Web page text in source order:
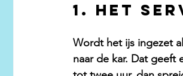
1. Het
Wordt het ijs ingezet
naar de kar. Dat geeft